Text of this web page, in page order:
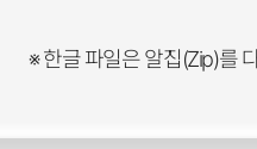
※ 한글 파일은 알집(Zip)를